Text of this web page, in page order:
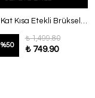
Üstü Kat Kat Kısa Etekli Brüksel Takım İndigo
%50
₺ 1,499.80
₺ 749.90